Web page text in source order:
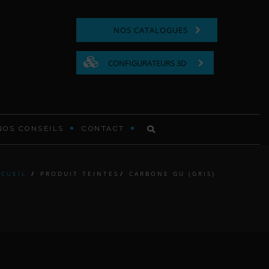
NOS CATALOGUES
CONFIGURATEURS 3D
CONSEILS CONTACT
/ PRODUIT TEINTES / CARBONE GU (GRIS)